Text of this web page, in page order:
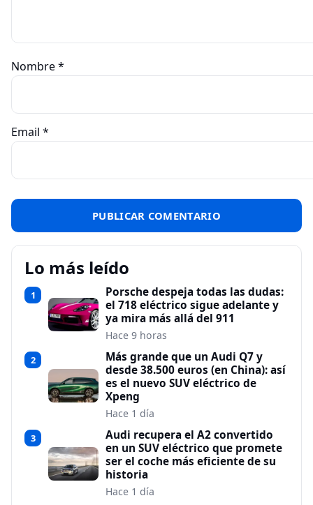
Nombre*
Email *
Lo más leído
1
Porsche despeja todas las dudas:
el 718 eléctrico sigue adelante y
ya mira más allá del 911
Hace 9 horas
2
Más grande que un Audi Q7 y
desde 38.500 euros (en China): así
es el nuevo SUV eléctrico de
Xpeng
Hace 1 día
3
Audi recupera el A2 convertido
en un SUV eléctrico que promete
ser el coche más eficiente de su
historia
Hace 1 día